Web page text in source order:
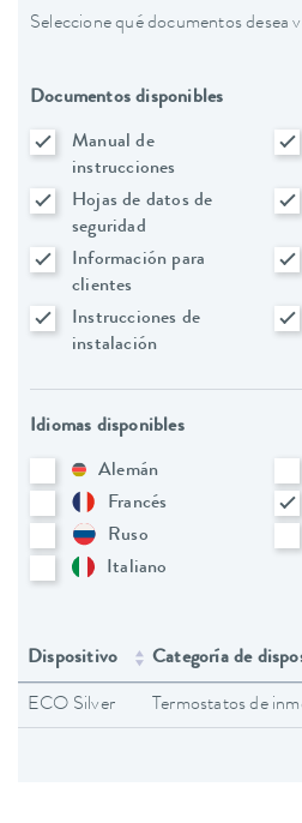
Seleccione qué documentos desea
Documentos disponibles
Manual de
instrucciones
Hojas de datos de
seguridad
Información para
clientes
Instrucciones de
instalación
Idiomas disponibles
Alemán
Francés
Ruso
Italiano
Dispositivo Categoría de
ECO Silver Termostatos de